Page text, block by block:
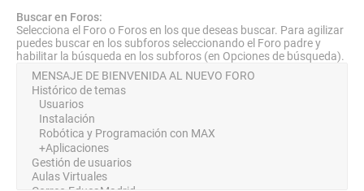
Buscar en Foros:
Selecciona el Foro o Foros en los que deseas buscar. Para agilizar
puedes buscar en los subforos seleccionando el Foro padre y
habilitar la búsqueda en los subforos (en Opciones de búsqueda).